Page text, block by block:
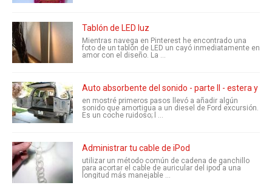
Tablón de LED luz
Mientras navega en Pinterest he encontrado una
foto de un tablón de LED un cayó inmediatamente en
amor con el diseño. La ...
Auto absorbente del sonido - parte II - estera y
en mostré primeros pasos llevó a añadir algún
sonido que amortigua a un diesel de Ford excursión.
Es un coche ruidoso; l ...
Administrar tu cable de iPod
utilizar un método común de cadena de ganchillo
para acortar el cable de auricular del ipod a una
longitud más manejable ...